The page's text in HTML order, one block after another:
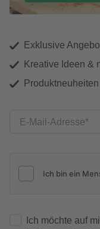
Exklusive
Kreative Ideen &
E-Mail-Adresse
Ich möchte auf